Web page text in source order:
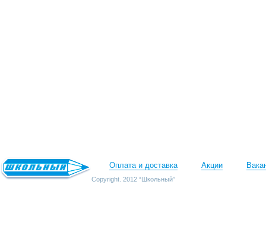
Оплата и доставка Акции
Copyright. 2012 “Школьный”